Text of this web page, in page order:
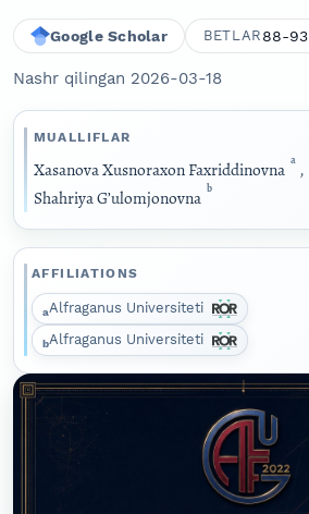
Google Scholar BETLAR 88-93
Nashr qilingan 2026-03-18
MUALLIFLAR
Xasanova Xusnoraxon Faxriddinovna a ,
Shahriya G’ulomjonovna b
AFFILIATIONS
aAlfraganus Universiteti
bAlfraganus Universiteti